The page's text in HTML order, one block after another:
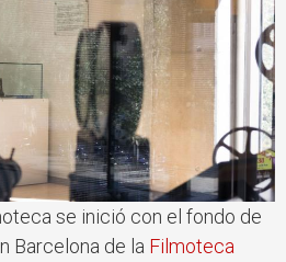
se inició con el fondo de
Barcelona de la Filmoteca